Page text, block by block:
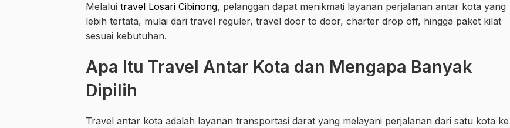
Melalui travel Losari Cibinong, pelanggan dapat menikmati layanan perjalanan antar kota yang
lebih tertata, mulai dari travel reguler, travel door to door, charter drop off, hingga paket kilat
sesuai kebutuhan.
Apa Itu Travel Antar Kota dan Mengapa Banyak
Dipilih
Travel antar kota adalah layanan transportasi darat yang melayani perjalanan dari satu kota ke